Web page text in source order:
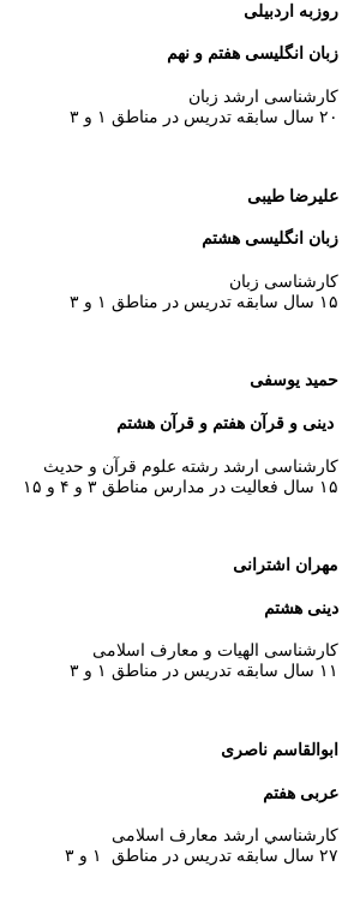
روزبه اردبیلی
زبان انگلیسی هفتم و نهم
كارشناسی ارشد زبان
۲۰ سال سابقه تدریس در مناطق ۱ و ۳
علیرضا طیبی
زبان انگلیسی هشتم
کارشناسی زبان
۱۵ سال سابقه تدریس در مناطق ۱ و ۳
حمید یوسفی
دینی و قرآن هفتم و قرآن هشتم
کارشناسی ارشد رشته علوم قرآن و حدیث
۱۵ سال فعالیت در مدارس مناطق ۳ و ۴ و ۱۵
مهران اشترانی
دینی هشتم
کارشناسی الهیات و معارف اسلامی
۱۱ سال سابقه تدریس در مناطق ۱ و ۳
ابوالقاسم ناصری
عربی هفتم
كارشناسي ارشد معارف اسلامی
۲۷ سال سابقه تدریس در مناطق ۱ و ۳